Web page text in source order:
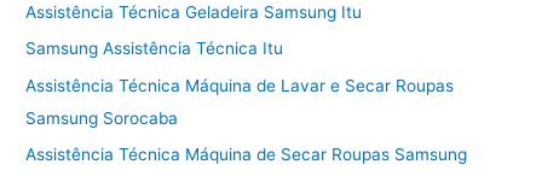
Assistência Técnica Geladeira Samsung Itu
Samsung Assistência Técnica Itu
Assistência Técnica Máquina de Lavar e Secar Roupas
Samsung Sorocaba
Assistência Técnica Máquina de Secar Roupas Samsung